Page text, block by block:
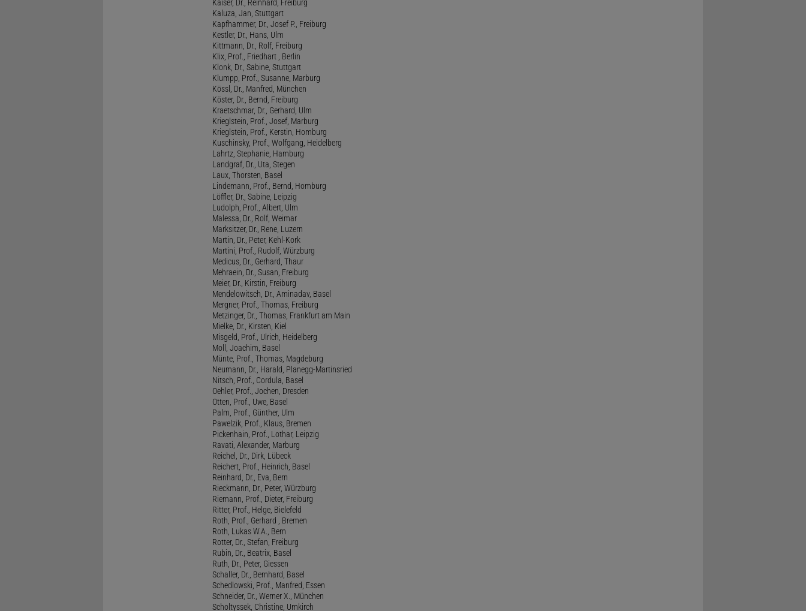
Kaiser, Dr., Reinhard, Freiburg
Kaluza, Jan, Stuttgart
Kapfhammer, Dr., Josef P., Freiburg
Kestler, Dr., Hans, Ulm
Kittmann, Dr., Rolf, Freiburg
Klix, Prof., Friedhart , Berlin
Klonk, Dr., Sabine, Stuttgart
Klumpp, Prof., Susanne, Marburg
Kössl, Dr., Manfred, München
Köster, Dr., Bernd, Freiburg
Kraetschmar, Dr., Gerhard, Ulm
Krieglstein, Prof., Josef, Marburg
Krieglstein, Prof., Kerstin, Homburg
Kuschinsky, Prof., Wolfgang, Heidelberg
Lahrtz, Stephanie, Hamburg
Landgraf, Dr., Uta, Stegen
Laux, Thorsten, Basel
Lindemann, Prof., Bernd, Homburg
Löffler, Dr., Sabine, Leipzig
Ludolph, Prof., Albert, Ulm
Malessa, Dr., Rolf, Weimar
Marksitzer, Dr., Rene, Luzern
Martin, Dr., Peter, Kehl-Kork
Martini, Prof., Rudolf, Würzburg
Medicus, Dr., Gerhard, Thaur
Mehraein, Dr., Susan, Freiburg
Meier, Dr., Kirstin, Freiburg
Mendelowitsch, Dr., Aminadav, Basel
Mergner, Prof., Thomas, Freiburg
Metzinger, Dr., Thomas, Frankfurt am Main
Mielke, Dr., Kirsten, Kiel
Misgeld, Prof., Ulrich, Heidelberg
Moll, Joachim, Basel
Münte, Prof., Thomas, Magdeburg
Neumann, Dr., Harald, Planegg-Martinsried
Nitsch, Prof., Cordula, Basel
Oehler, Prof., Jochen, Dresden
Otten, Prof., Uwe, Basel
Palm, Prof., Günther, Ulm
Pawelzik, Prof., Klaus, Bremen
Pickenhain, Prof., Lothar, Leipzig
Ravati, Alexander, Marburg
Reichel, Dr., Dirk, Lübeck
Reichert, Prof., Heinrich, Basel
Reinhard, Dr., Eva, Bern
Rieckmann, Dr., Peter, Würzburg
Riemann, Prof., Dieter, Freiburg
Ritter, Prof., Helge, Bielefeld
Roth, Prof., Gerhard , Bremen
Roth, Lukas W.A., Bern
Rotter, Dr., Stefan, Freiburg
Rubin, Dr., Beatrix, Basel
Ruth, Dr., Peter, Giessen
Schaller, Dr., Bernhard, Basel
Schedlowski, Prof., Manfred, Essen
Schneider, Dr., Werner X., München
Scholtyssek, Christine, Umkirch